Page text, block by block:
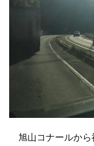
旭山コナールから